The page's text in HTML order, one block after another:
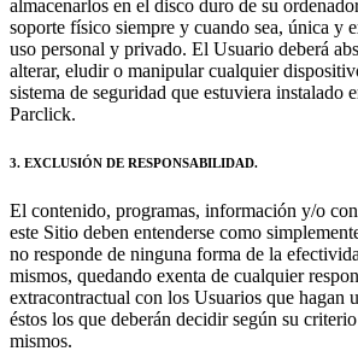
almacenarlos en el disco duro de su
soporte físico siempre y cuando sea, única y
uso personal y privado. El Usuario deberá
alterar, eludir o manipular cualquier
sistema de seguridad que estuviera instalado
Parclick.
3. EXCLUSIÓN DE RESPONSABILIDAD.
El contenido, programas, información y/o
este Sitio deben entenderse como
no responde de ninguna forma de la
mismos, quedando exenta de cualquier
extracontractual con los Usuarios que hagan
éstos los que deberán decidir según su
mismos.